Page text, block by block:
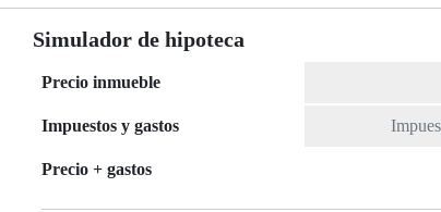
Simulador de hipoteca
Precio inmueble
Impuestos y gastos
Precio + gastos